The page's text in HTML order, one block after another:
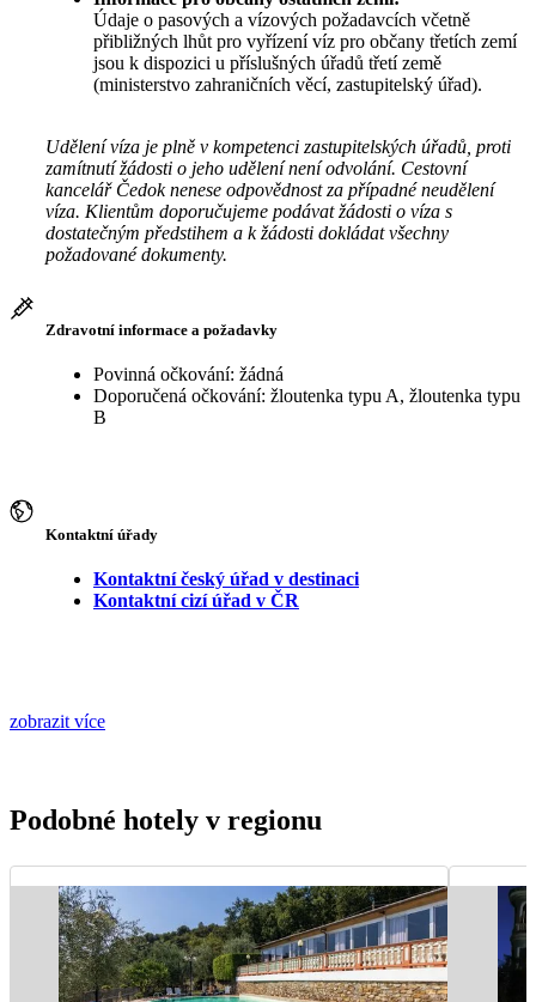
Údaje o pasových a vízových požadavcích včetně
přibližných lhůt pro vyřízení víz pro občany třetích zemí
jsou k dispozici u příslušných úřadů třetí země
(ministerstvo zahraničních věcí, zastupitelský úřad).
Udělení víza je plně v kompetenci zastupitelských úřadů, proti
zamítnutí žádosti o jeho udělení není odvolání. Cestovní
kancelář Čedok nenese odpovědnost za případné neudělení
víza. Klientům doporučujeme podávat žádosti o víza s
dostatečným předstihem a k žádosti dokládat všechny
požadované dokumenty.
Zdravotní informace a požadavky
Povinná očkování: žádná
Doporučená očkování: žloutenka typu A, žloutenka typu
B
Kontaktní úřady
Kontaktní český úřad v destinaci
Kontaktní cizí úřad v ČR
zobrazit více
Podobné hotely v regionu